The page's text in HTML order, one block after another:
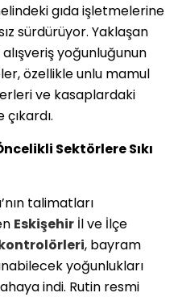
gıda işletmelerine
sürdürüyor. Yaklaşan
yoğunluğunun
özellikle unlu mamul
ve kasaplardaki
Sektörlere Sıkı
talimatları
Eskişehir İl ve İlçe
, bayram
yoğunlukları
indi. Rutin resmi